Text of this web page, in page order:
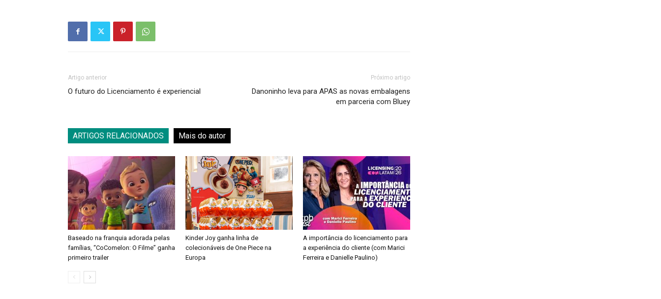
Artigo anterior
O futuro do Licenciamento é experiencial
Próximo artigo
Danoninho leva para APAS as novas embalagens
em parceria com Bluey
ARTIGOS RELACIONADOS Mais do autor
Baseado na franquia adorada pelas
famílias, “CoComelon: O Filme” ganha
primeiro trailer
Kinder Joy ganha linha de
colecionáveis de One Piece na
Europa
A importância do licenciamento para
a experiência do cliente (com Marici
Ferreira e Danielle Paulino)